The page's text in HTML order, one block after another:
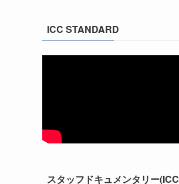
ICC STANDARD
スタッフドキュメンタリー(ICC